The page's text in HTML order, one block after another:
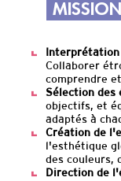
Interprétation
Collaborer
comprendre
Sélection des
objectifs, et
adaptés à
Création de
l'esthétique
des couleurs,
Direction de